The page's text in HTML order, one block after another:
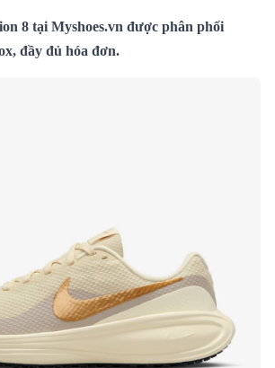
8 tại Myshoes.vn được phân phối
đầy đủ hóa đơn.